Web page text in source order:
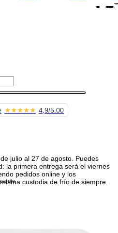
★★★★★ 4,9/5.00
julio al 27 de agosto. Puedes
la primera entrega será el viernes
pedidos online y los
custodia de frío de siempre.